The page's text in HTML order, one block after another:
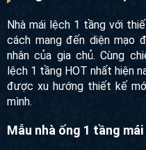
Nhà mái lệch 1 tầng với
cách mang đến diện mạo
nhân của gia chủ. Cùng
lệch 1 tầng HOT nhất hiện
được xu hướng thiết kế
mình.
Mẫu nhà ống 1 tầng mái